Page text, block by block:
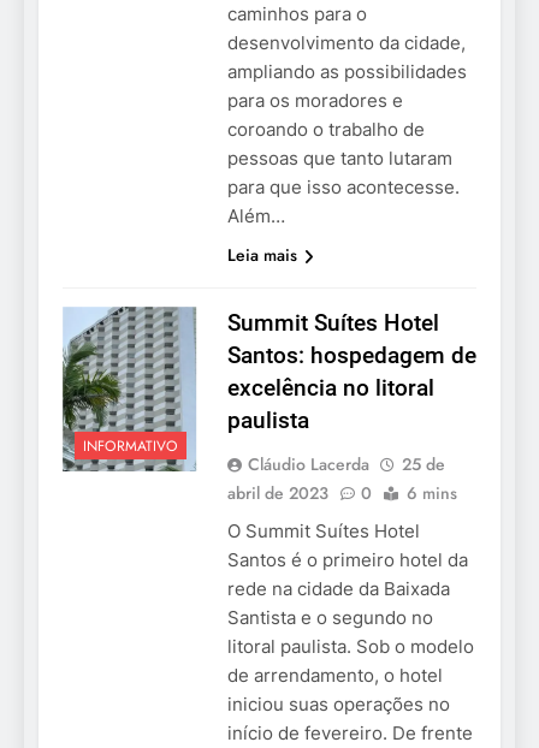
caminhos para o
desenvolvimento da cidade,
ampliando as possibilidades
para os moradores e
coroando o trabalho de
pessoas que tanto lutaram
para que isso acontecesse.
Além…
Leia mais
INFORMATIVO
Summit Suítes Hotel
Santos: hospedagem de
excelência no litoral
paulista
Cláudio Lacerda
25 de
abril de 2023
0 6 mins
O Summit Suítes Hotel
Santos é o primeiro hotel da
rede na cidade da Baixada
Santista e o segundo no
litoral paulista. Sob o modelo
de arrendamento, o hotel
iniciou suas operações no
início de fevereiro. De frente